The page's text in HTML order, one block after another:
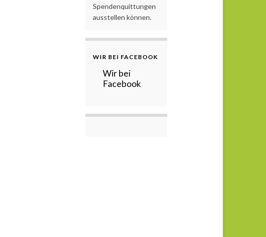
Spendenquittungen
ausstellen können.
WIR BEI FACEBOOK
Wir bei
Facebook